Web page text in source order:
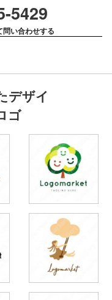
5429
問い合わせする
デザイ
ゴ